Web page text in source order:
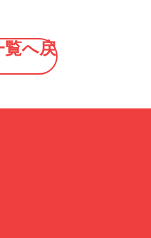
へ戻